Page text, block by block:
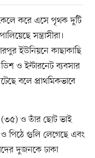
করে এসে পৃথক দুটি
সন্ত্রাসীরা।
ইউনিয়নে কাছাকাছি
ও ইন্টারনেট ব্যবসার
বলে প্রাথমিকভাবে
(৩৫) ও তাঁর ছোট ভাই
পিঠে গুলি লেগেছে এবং
দুজনকে ঢাকা